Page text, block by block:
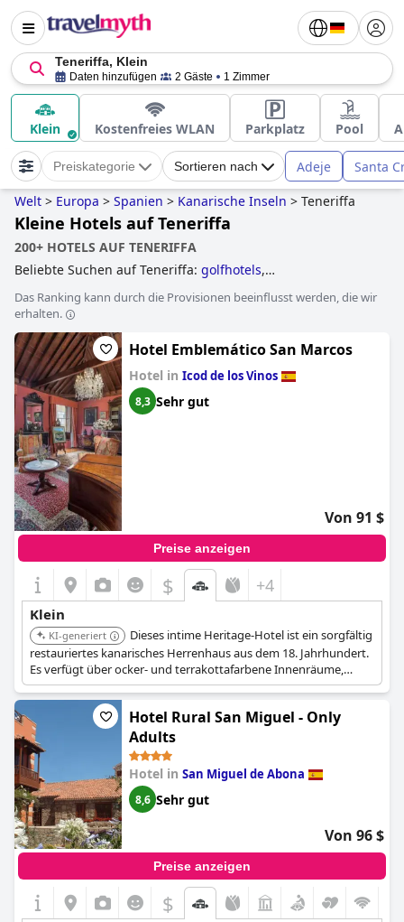
Teneriffa, Klein
Daten hinzufügen 2 Gäste 1 Zimmer
Klein Kostenfreies WLAN Parkplatz Pool
Preiskategorie Sortieren nach Adeje Santa
Welt > Europa > Spanien > Kanarische Inseln > Teneriffa
Kleine Hotels auf Teneriffa
200+ HOTELS AUF TENERIFFA
Beliebte Suchen auf Teneriffa: golfhotels,
erwachsenenhotels,hotels mit aquapark,kleine hotels,
hotels mit privatpool
hotels im boutique-stil
hotels,yoga hotels ,luxushotels,4-sterne-hotelsand
familienhotels.
Das Ranking kann durch die Provisionen beeinflusst werden, die wir
erhalten.
Hotel Emblemático San Marcos
Hotel in Icod de los Vinos
8,3 Sehr gut
Von 91 $
Preise anzeigen
$ +4
Klein
KI-generiert
Dieses intime Heritage-Hotel ist ein sorgfältig
restauriertes kanarisches Herrenhaus aus dem 18. Jahrhundert.
Es verfügt über ocker- und terrakottafarbene Innenräume,
polierte Fliesenböden, Holzbalkendecken und antike Betten.
Einige Zimmer verfügen über private Terrassen, die den
romantischen Reiz noch verstärken.Hotel Rural San Miguel - Only
Adults
Hotel in San Miguel de Abona
8,6 Sehr gut
Von 96 $
Preise anzeigen
$